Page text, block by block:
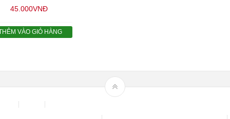
45.000VNĐ
VÀO GIỎ HÀNG